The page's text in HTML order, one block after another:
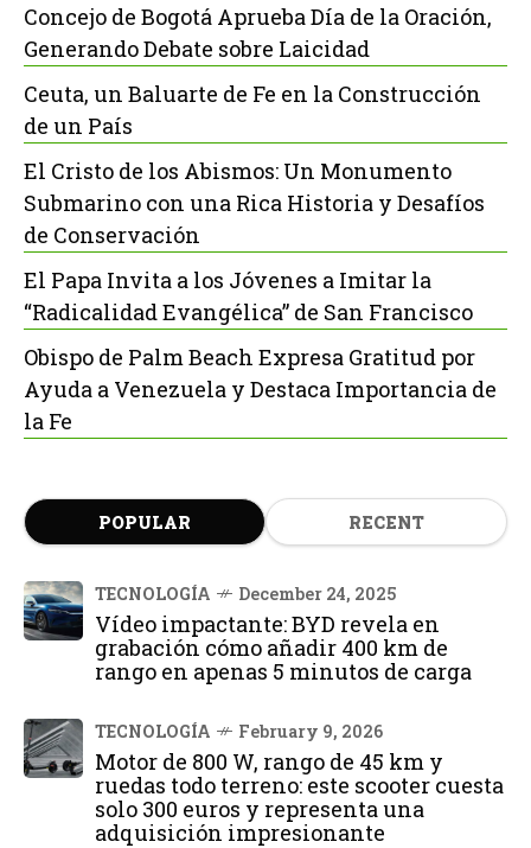
Concejo de Bogotá Aprueba Día de la Oración,
Generando Debate sobre Laicidad
Ceuta, un Baluarte de Fe en la Construcción
de un País
El Cristo de los Abismos: Un Monumento
Submarino con una Rica Historia y Desafíos
de Conservación
El Papa Invita a los Jóvenes a Imitar la
“Radicalidad Evangélica” de San Francisco
Obispo de Palm Beach Expresa Gratitud por
Ayuda a Venezuela y Destaca Importancia de
la Fe
POPULAR RECENT
TECNOLOGÍA December 24, 2025
Vídeo impactante: BYD revela en
grabación cómo añadir 400 km de
rango en apenas 5 minutos de carga
TECNOLOGÍA February 9, 2026
Motor de 800 W, rango de 45 km y
ruedas todo terreno: este scooter cuesta
solo 300 euros y representa una
adquisición impresionante